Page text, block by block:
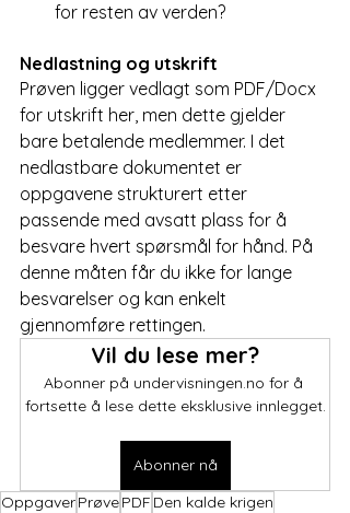
for resten av verden?
Nedlastning og utskrift
Prøven ligger vedlagt som PDF/Docx
for utskrift her, men dette gjelder
bare betalende medlemmer. I det
nedlastbare dokumentet er
oppgavene strukturert etter
passende med avsatt plass for å
besvare hvert spørsmål for hånd. På
denne måten får du ikke for lange
besvarelser og kan enkelt
gjennomføre rettingen.
Vil du lese mer?
Abonner på undervisningen.no for å
fortsette å lese dette eksklusive innlegget.
Abonner nå
OppgaverPrøvePDF Den kalde krigen